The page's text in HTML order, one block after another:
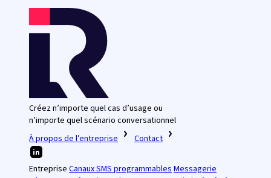
Créez n’importe quel cas d’usage ou
n’importe quel scénario conversationnel
À propos de l’entreprise
Contact
Entreprise Canaux SMS programmables Messagerie